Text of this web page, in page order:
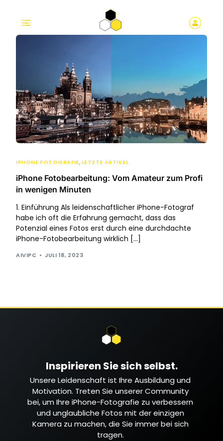
IPHONE FOTOGRAFIE, LETZTE ARTIKEL
iPhone Fotobearbeitung: Vom Amateur zum Profi
in wenigen Minuten
1. Einführung Als leidenschaftlicher iPhone-Fotograf
habe ich oft die Erfahrung gemacht, dass das
Potenzial eines Fotos erst durch eine durchdachte
iPhone-Fotobearbeitung wirklich […]
AIVIPC JULI 18, 2023
Inspirieren Sie sich selbst.
Unsere Leidenschaft ist Ihre Ausbildung und
Motivation. Treten Sie unserer Community
bei, um Ihre iPhone-Fotografie zu verbessern
und unglaubliche Fotos mit der einzigen
Kamera zu machen, die Sie immer bei sich
tragen.